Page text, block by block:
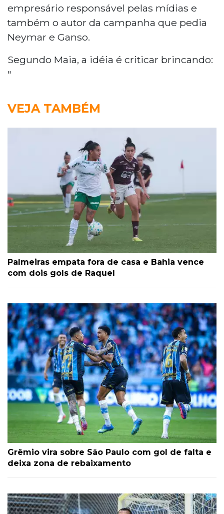
empresário responsável pelas mídias e
também o autor da campanha que pedia
Neymar e Ganso.
Segundo Maia, a idéia é criticar brincando:
"
VEJA TAMBÉM
Palmeiras empata fora de casa e Bahia vence
com dois gols de Raquel
Grêmio vira sobre São Paulo com gol de falta e
deixa zona de rebaixamento